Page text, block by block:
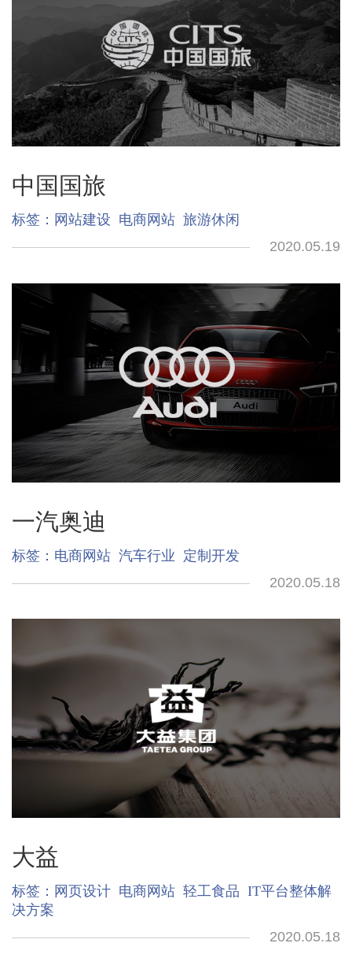
中国国旅
标签： 网站建设 电商网站 旅游休闲
2020.05.19
一汽奥迪
标签： 电商网站 汽车行业 定制开发
2020.05.18
大益
标签： 网页设计 电商网站 轻工食品 IT平台整体解
决方案
2020.05.18